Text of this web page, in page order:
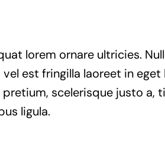
lorem ornare ultricies.
est fringilla laoreet in eget
scelerisque justo a,
ligula.